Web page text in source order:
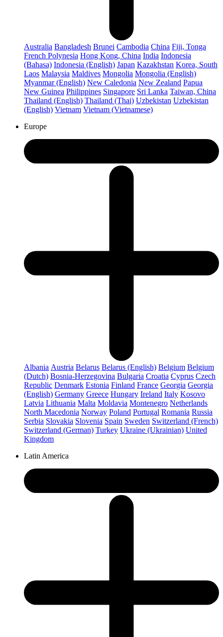
Australia Bangladesh Brunei Cambodia China Fiji, Tonga
French Polynesia Hong Kong, China India Indonesia
(Bahasa) Indonesia (English) Japan Kazakhstan Korea, South
Laos Malaysia Maldives Mongolia Mongolia (English)
Myanmar (English) New Caledonia New Zealand Papua
New Guinea Philippines Singapore Sri Lanka Taiwan, China
Thailand (English) Thailand (Thai) Uzbekistan Uzbekistan
(English) Vietnam Vietnam (Vietnamese)
Europe
Albania Austria Belarus Belarus (English) Belgium Belgium
(Dutch) Bosnia-Herzegovina Bulgaria Croatia Cyprus Czech
Republic Denmark Estonia Finland France Georgia Georgia
(English) Germany Greece Hungary Ireland Italy Kosovo
Latvia Lithuania Malta Moldavia Montenegro Netherlands
North Macedonia Norway Poland Portugal Romania Russia
Serbia Slovakia Slovenia Spain Sweden Switzerland (French)
Switzerland (German) Turkey Ukraine (Ukrainian) United
Kingdom
Latin America